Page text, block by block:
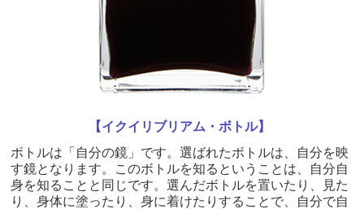
【イクイリブリアム・ボトル】
ボトルは「自分の鏡」です。選ばれたボトルは、自分を映
す鏡となります。このボトルを知るということは、自分自
身を知ることと同じです。選んだボトルを置いたり、見た
り、身体に塗ったり、身に着けたりすることで、自分で自